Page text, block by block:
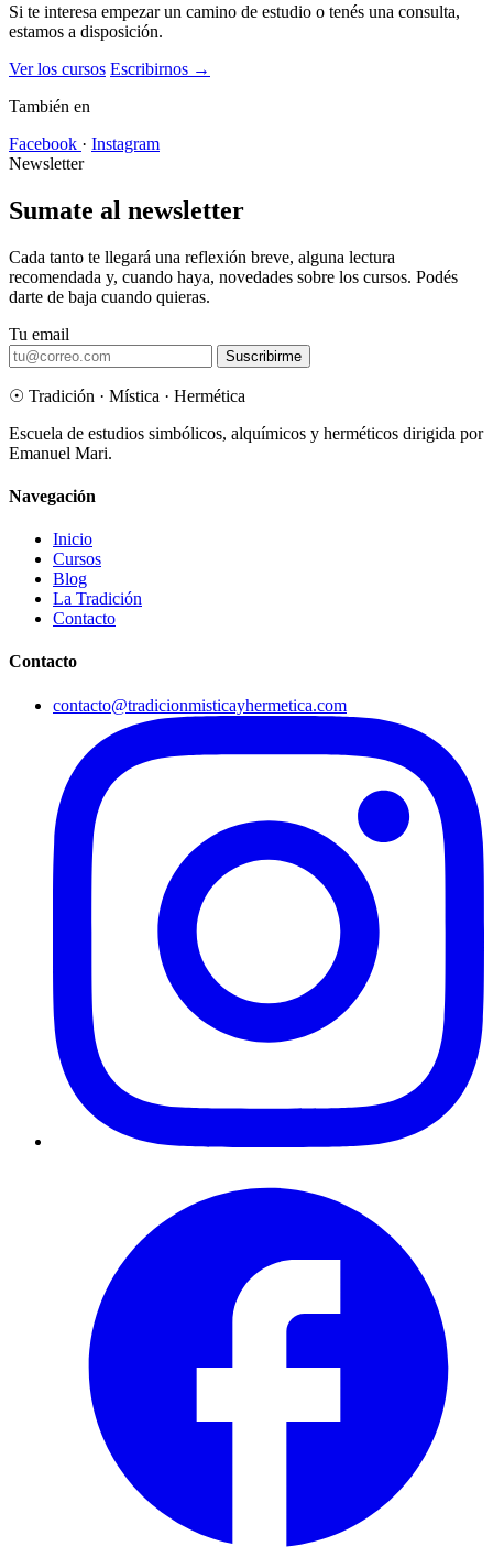
Si te interesa empezar un camino de estudio o tenés una consulta,
estamos a disposición.
Ver los cursos Escribirnos →
También en
Facebook · Instagram
Newsletter
Sumate al newsletter
Cada tanto te llegará una reflexión breve, alguna lectura
recomendada y, cuando haya, novedades sobre los cursos. Podés
darte de baja cuando quieras.
Tu email
Suscribirme
☉ Tradición · Mística · Hermética
Escuela de estudios simbólicos, alquímicos y herméticos dirigida por
Emanuel Mari.
Navegación
Inicio
Cursos
Blog
La Tradición
Contacto
Contacto
contacto@tradicionmisticayhermetica.com